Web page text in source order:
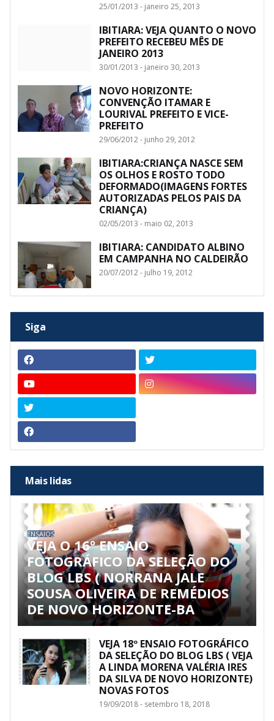
25/01/2013 - janeiro 25, 2013
IBITIARA: VEJA QUANTO O NOVO
PREFEITO RECEBEU MÊS DE
JANEIRO 2013
30/01/2013 - janeiro 30, 2013
NOVO HORIZONTE:
CONVENÇÃO ITAMAR E
LOURIVAL PREFEITO E VICE-
PREFEITO
29/06/2012 - junho 29, 2012
IBITIARA:CRIANÇA NASCE SEM
OS OLHOS E ROSTO TODO
DEFORMADO(IMAGENS FORTES
AUTORIZADAS PELOS PAIS DA
CRIANÇA)
02/05/2013 - maio 02, 2013
IBITIARA: CANDIDATO ALBINO
EM CAMPANHA NO CALDEIRÃO
20/07/2012 - julho 19, 2012
Siga
Mais lidas
ENSAIOS
VEJA O 16º ENSAIO
FOTOGRÁFICO DA SELEÇÃO DO
BLOG LBS ( NORRANA JALE
SOUSA OLIVEIRA DE REMÉDIOS
DE NOVO HORIZONTE-BA
VEJA 18º ENSAIO FOTOGRÁFICO
DA SELEÇÃO DO BLOG LBS ( VEJA
A LINDA MORENA VALÉRIA IRES
DA SILVA DE NOVO HORIZONTE)
NOVAS FOTOS
19/09/2018 - setembro 18, 2018